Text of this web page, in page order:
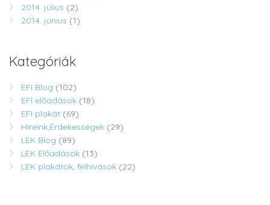
2014. július (2)
2014. június (1)
Kategóriák
EFI Blog (102)
EFI előadások (18)
EFI plakát (69)
Híreink,Érdekességek (29)
LEK Blog (89)
LEK Előadások (13)
LEK plakátok, felhívások (22)